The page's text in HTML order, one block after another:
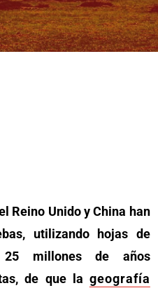
Reino Unido y China han
utilizando hojas de
millones de años
de que la geografía